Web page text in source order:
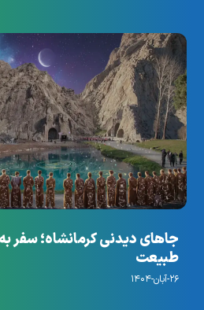
جاهای دیدنی کرمانشاه؛ سفر به
طبیعت
۲۶-آبان-۱۴۰۴